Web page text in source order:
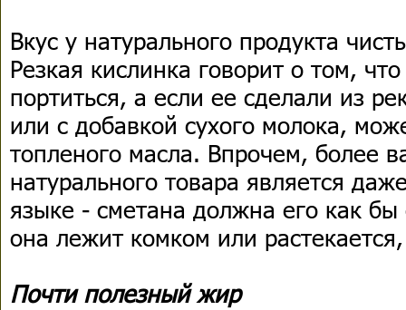
Вкус у натурального продукта
Резкая кислинка говорит о том,
портиться, а если ее сделали из
или с добавкой сухого молока,
топленого масла. Впрочем, более
натурального товара является
языке - сметана должна его как
она лежит комком или
Почти полезный жир